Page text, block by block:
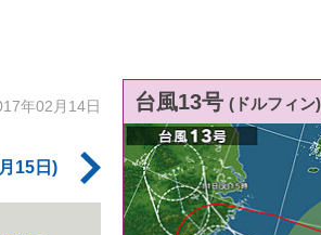
年02月14日
15日)
台風13号 (ドルフィン)